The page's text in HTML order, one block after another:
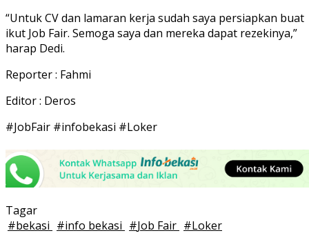
“Untuk CV dan lamaran kerja sudah saya persiapkan buat
ikut Job Fair. Semoga saya dan mereka dapat rezekinya,”
harap Dedi.
Reporter : Fahmi
Editor : Deros
#JobFair #infobekasi #Loker
Tagar
#bekasi #info bekasi #Job Fair #Loker